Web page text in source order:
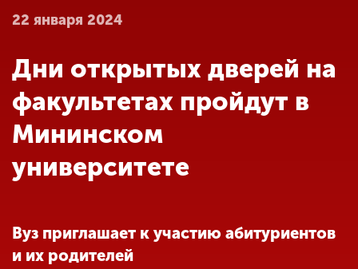
Абитуриенту
Обучение
Международная
22 января 2024
Дни открытых дверей на
факультетах пройдут в
Мининском
университете
Вуз приглашает к участию абитуриентов
и их родителей